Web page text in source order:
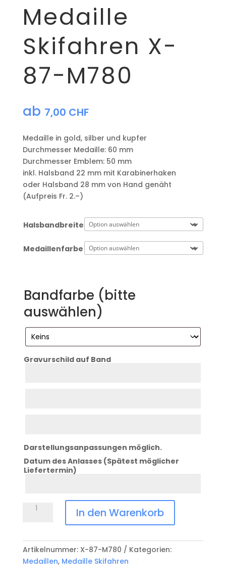
Medaille
Skifahren X-
87-M780
ab 7,00 CHF
Medaille in gold, silber und kupfer
​Durchmesser Medaille: 60 mm
Durchmesser Emblem: 50 mm
​inkl. Halsband 22 mm mit Karabinerhaken
oder Halsband 28 mm von Hand genäht
(Aufpreis Fr. 2.–)
Halsbandbreite
Medaillenfarbe
Bandfarbe (bitte
auswählen)
Gravurschild auf Band
Darstellungsanpassungen möglich.
Datum des Anlasses (Spätest möglicher
Liefertermin)
Medaille
87-
M780
Menge
In den Warenkorb
Artikelnummer: X-87-M780
Kategorien:
Medaillen, Medaille Skifahren